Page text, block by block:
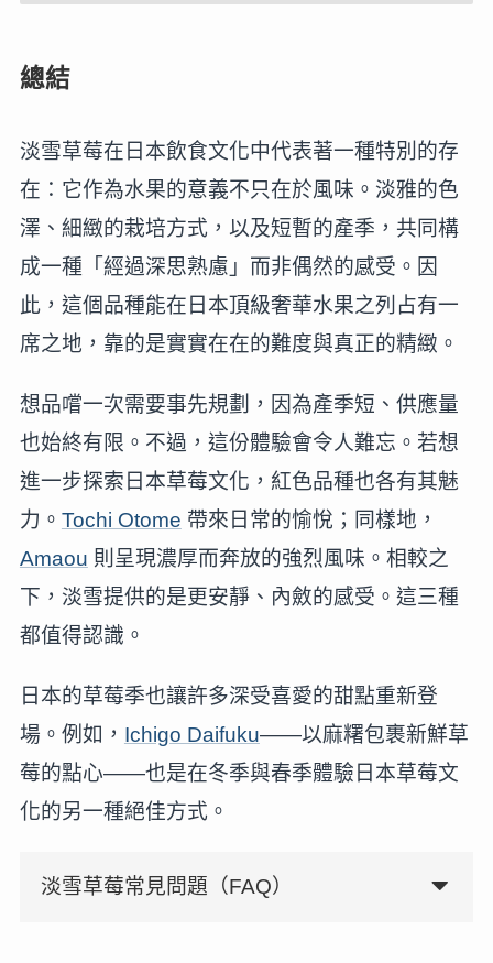
總結
淡雪草莓在日本飲食文化中代表著一種特別的存
在：它作為水果的意義不只在於風味。淡雅的色
澤、細緻的栽培方式，以及短暫的產季，共同構
成一種「經過深思熟慮」而非偶然的感受。因
此，這個品種能在日本頂級奢華水果之列占有一
席之地，靠的是實實在在的難度與真正的精緻。
想品嚐一次需要事先規劃，因為產季短、供應量
也始終有限。不過，這份體驗會令人難忘。若想
進一步探索日本草莓文化，紅色品種也各有其魅
力。 Tochi Otome 帶來日常的愉悅；同樣地，
Amaou 則呈現濃厚而奔放的強烈風味。相較之
下，淡雪提供的是更安靜、內斂的感受。這三種
都值得認識。
日本的草莓季也讓許多深受喜愛的甜點重新登
場。例如， Ichigo Daifuku——以麻糬包裹新鮮草
莓的點心——也是在冬季與春季體驗日本草莓文
化的另一種絕佳方式。
淡雪草莓常見問題（FAQ）